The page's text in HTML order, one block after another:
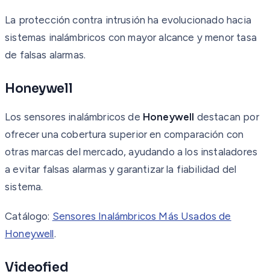
La protección contra intrusión ha evolucionado hacia
sistemas inalámbricos con mayor alcance y menor tasa
de falsas alarmas.
Honeywell
Los sensores inalámbricos de Honeywell destacan por
ofrecer una cobertura superior en comparación con
otras marcas del mercado, ayudando a los instaladores
a evitar falsas alarmas y garantizar la fiabilidad del
sistema.
Catálogo: Sensores Inalámbricos Más Usados de
Honeywell.
Videofied